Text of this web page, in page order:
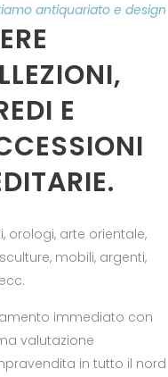
antiquariato e design
E
orologi, arte orientale,
mobili, argenti,
immediato con
valutazione
in tutto il nord